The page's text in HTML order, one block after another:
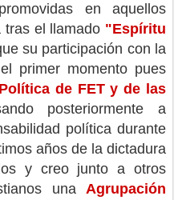
en aquellos
tras el llamado "Espíritu
su participación con la
primer momento pues
de FET y de las
posteriormente a
política durante
años de la dictadura
y creo junto a otros
una Agrupación